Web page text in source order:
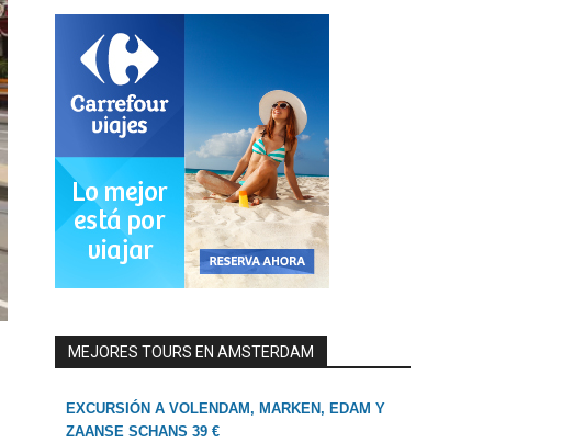
MEJORES TOURS EN AMSTERDAM
EXCURSIÓN A VOLENDAM, MARKEN, EDAM Y
ZAANSE SCHANS 39 €